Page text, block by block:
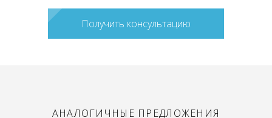
Получить консультацию
АНАЛОГИЧНЫЕ ПРЕДЛОЖЕНИЯ